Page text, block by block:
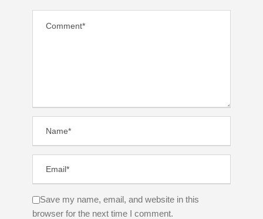
Save my name, email, and website in this
browser for the next time I comment.